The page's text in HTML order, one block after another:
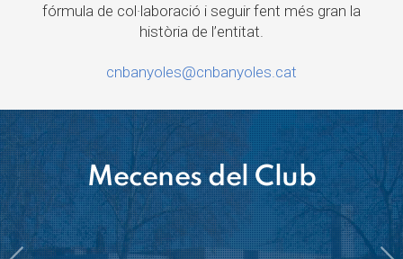
fórmula de col·laboració i seguir fent més gran la
història de l’entitat.
cnbanyoles@cnbanyoles.cat
Mecenes del Club